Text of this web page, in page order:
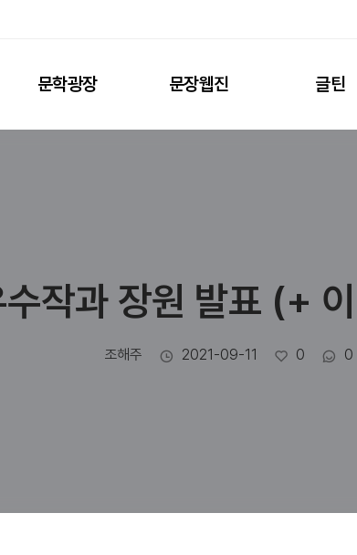
문학광장 문장웹진 글틴
작과 장원 발표 (+
작성자
조해주 작성일
2021-09-11 좋아요
0 0